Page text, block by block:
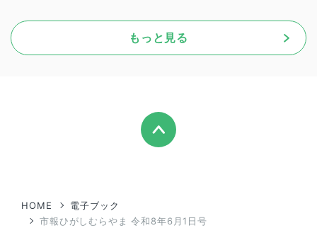
もっと見る
HOME
電子ブック
市報ひがしむらやま 令和8年6月1日号